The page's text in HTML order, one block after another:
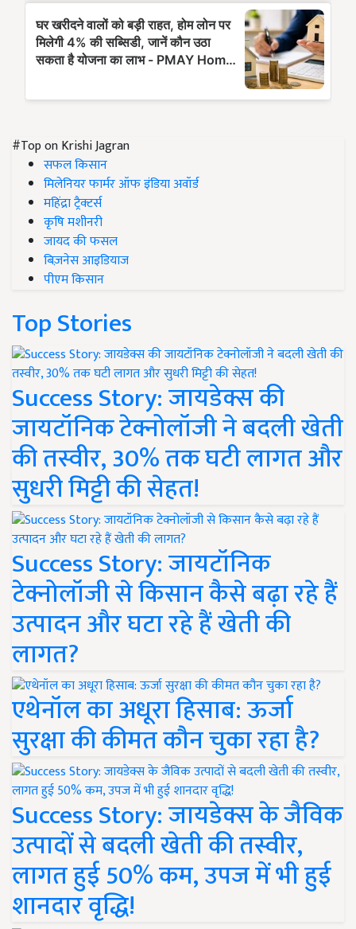
#Top on Krishi Jagran
सफल किसान
मिलेनियर फार्मर ऑफ इंडिया अवॉर्ड
महिंद्रा ट्रैक्टर्स
कृषि मशीनरी
जायद की फसल
बिज़नेस आइडियाज
पीएम किसान
Top Stories
Success Story: जायडेक्स की
जायटॉनिक टेक्नोलॉजी ने बदली खेती
की तस्वीर, 30% तक घटी लागत और
सुधरी मिट्टी की सेहत!
Success Story: जायटॉनिक
टेक्नोलॉजी से किसान कैसे बढ़ा रहे हैं
उत्पादन और घटा रहे हैं खेती की
लागत?
एथेनॉल का अधूरा हिसाब: ऊर्जा
सुरक्षा की कीमत कौन चुका रहा है?
Success Story: जायडेक्स के जैविक
उत्पादों से बदली खेती की तस्वीर,
लागत हुई 50% कम, उपज में भी हुई
शानदार वृद्धि!